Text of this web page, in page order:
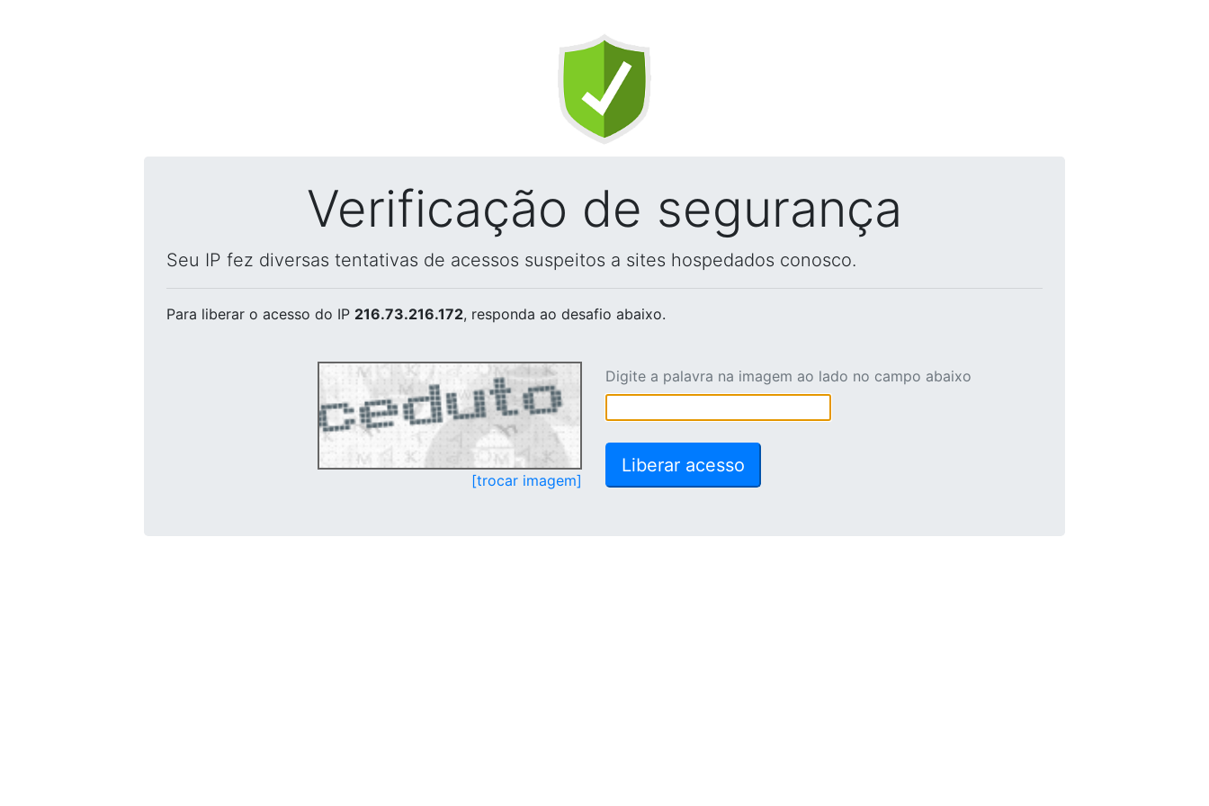
Verificação de segurança
Seu IP fez diversas tentativas de acessos suspeitos a sites hospedados conosco.
Para liberar o acesso do IP 216.73.216.172, responda ao desafio abaixo.
[trocar imagem]
Digite a palavra na imagem ao lado no campo abaixo